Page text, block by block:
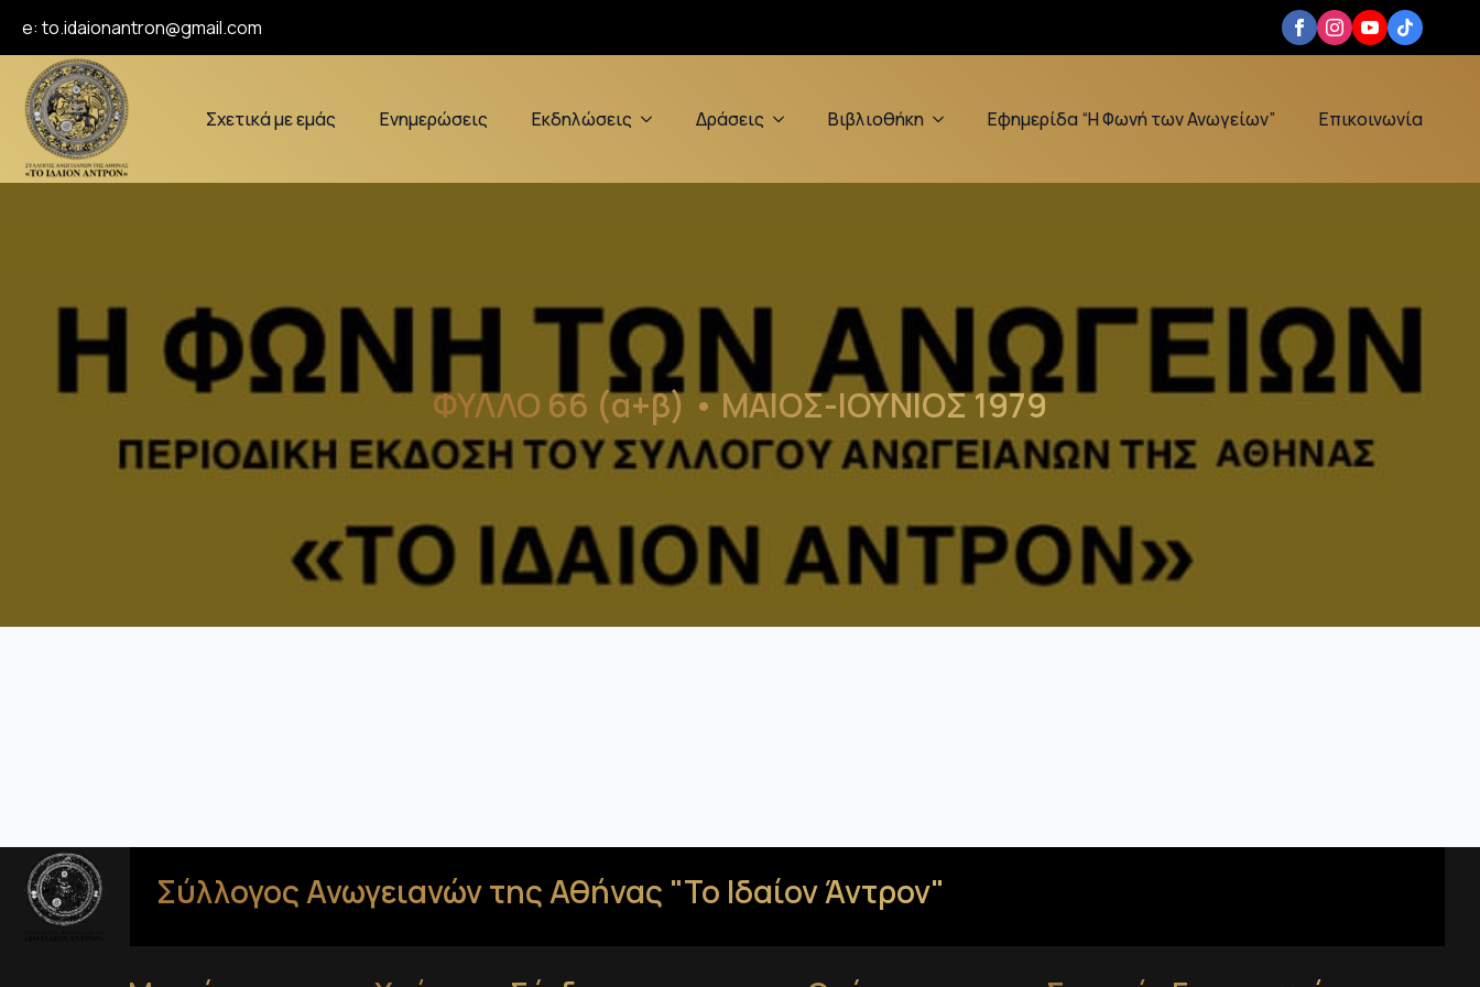
e:to.idaionantron@gmail.com
Σχετικά με εμάς Ενημερώσεις Εκδηλώσεις Δράσεις Βιβλιοθήκη Εφημερίδα “Η Φωνή των Ανωγείων” Επικοινωνία
ΦΥΛΛΟ 66 (α+β) • ΜΑΙΟΣ-ΙΟΥΝΙΟΣ 1979
Σύλλογος Ανωγειανών της Αθήνας "Το Ιδαίον Άντρον"